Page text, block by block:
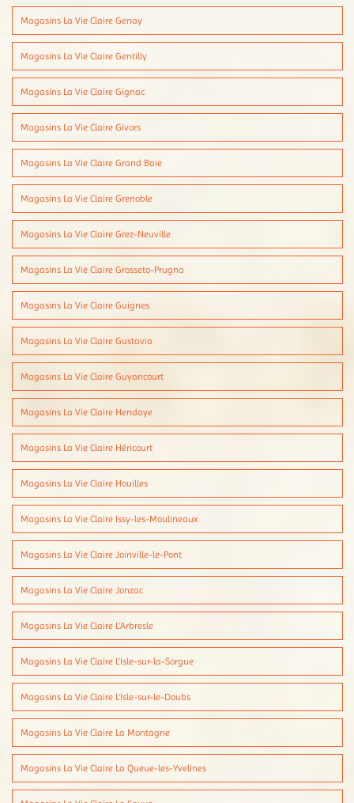
Magasins La Vie Claire Genay
Magasins La Vie Claire Gentilly
Magasins La Vie Claire Gignac
Magasins La Vie Claire Givors
Magasins La Vie Claire Grand Baie
Magasins La Vie Claire Grenoble
Magasins La Vie Claire Grez-Neuville
Magasins La Vie Claire Grosseto-Prugna
Magasins La Vie Claire Guignes
Magasins La Vie Claire Gustavia
Magasins La Vie Claire Guyancourt
Magasins La Vie Claire Hendaye
Magasins La Vie Claire Héricourt
Magasins La Vie Claire Houilles
Magasins La Vie Claire Issy-les-Moulineaux
Magasins La Vie Claire Joinville-le-Pont
Magasins La Vie Claire Jonzac
Magasins La Vie Claire L'Arbresle
Magasins La Vie Claire L'Isle-sur-la-Sorgue
Magasins La Vie Claire L'Isle-sur-le-Doubs
Magasins La Vie Claire La Montagne
Magasins La Vie Claire La Queue-les-Yvelines